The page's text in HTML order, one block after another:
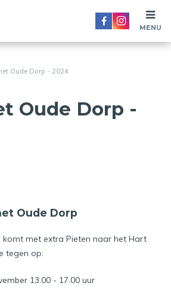
Oude Dorp - 2024
Oude Dorp -
Oude Dorp
komt met extra Pieten naar het Hart
tegen op:
13.00 - 17.00 uur
MENU